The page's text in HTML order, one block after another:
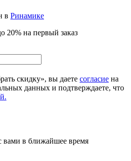
в Ринамике
20% на первый заказ
скидку», вы даете согласие на
данных и подтверждаете, что
вами в ближайшее время